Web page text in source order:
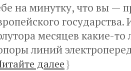
на минутку, что вы —
государства.
месяцев какие-
линий
далее}